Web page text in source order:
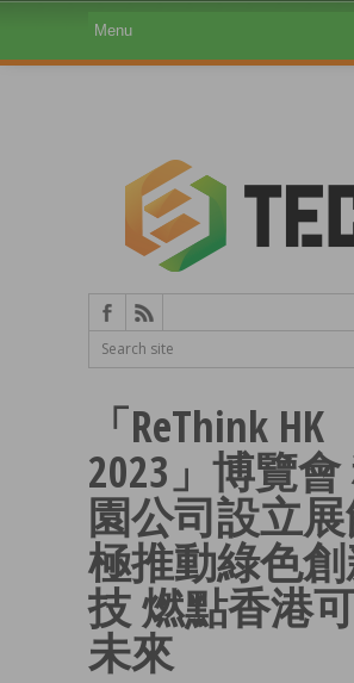
「ReThink HK
2023」博覽
園公司設立
極推動綠色
技 燃點香港
未來